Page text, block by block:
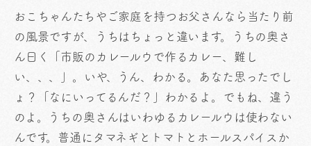
おこちゃんたちやご家庭を持つお父さんなら当たり前
の風景ですが、うちはちょっと違います。うちの奥さ
ん曰く「市販のカレールウで作るカレー、難し
い、、、」。いや、うん、わかる。あなた思ったでし
ょ？「なにいってるんだ？」わかるよ。でもね、違う
のよ。うちの奥さんはいわゆるカレールウは使わない
んです。普通にタマネギとトマトとホールスパイスか